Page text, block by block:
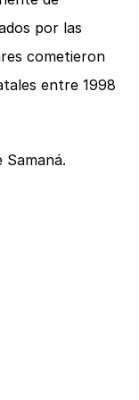
por las
cometieron
entre 1998
Samaná.